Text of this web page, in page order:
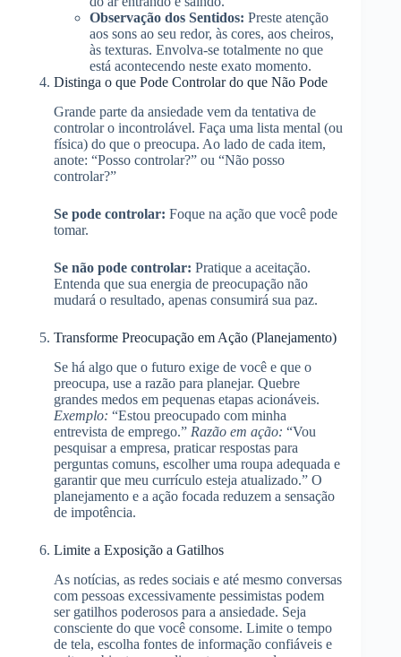
Observação dos Sentidos: Preste atenção
aos sons ao seu redor, às cores, aos cheiros,
às texturas. Envolva-se totalmente no que
está acontecendo neste exato momento.
Distinga o que Pode Controlar do que Não Pode
Grande parte da ansiedade vem da tentativa de
controlar o incontrolável. Faça uma lista mental (ou
física) do que o preocupa. Ao lado de cada item,
anote: “Posso controlar?” ou “Não posso
controlar?”
Se pode controlar: Foque na ação que você pode
tomar.
Se não pode controlar: Pratique a aceitação.
Entenda que sua energia de preocupação não
mudará o resultado, apenas consumirá sua paz.
Transforme Preocupação em Ação (Planejamento)
Se há algo que o futuro exige de você e que o
preocupa, use a razão para planejar. Quebre
grandes medos em pequenas etapas acionáveis.
Exemplo: “Estou preocupado com minha
entrevista de emprego.” Razão em ação: “Vou
pesquisar a empresa, praticar respostas para
perguntas comuns, escolher uma roupa adequada e
garantir que meu currículo esteja atualizado.” O
planejamento e a ação focada reduzem a sensação
de impotência.
Limite a Exposição a Gatilhos
As notícias, as redes sociais e até mesmo conversas
com pessoas excessivamente pessimistas podem
ser gatilhos poderosos para a ansiedade. Seja
consciente do que você consome. Limite o tempo
de tela, escolha fontes de informação confiáveis e